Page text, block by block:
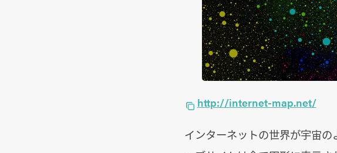
http://internet-map.net/
インターネットの世界が宇宙